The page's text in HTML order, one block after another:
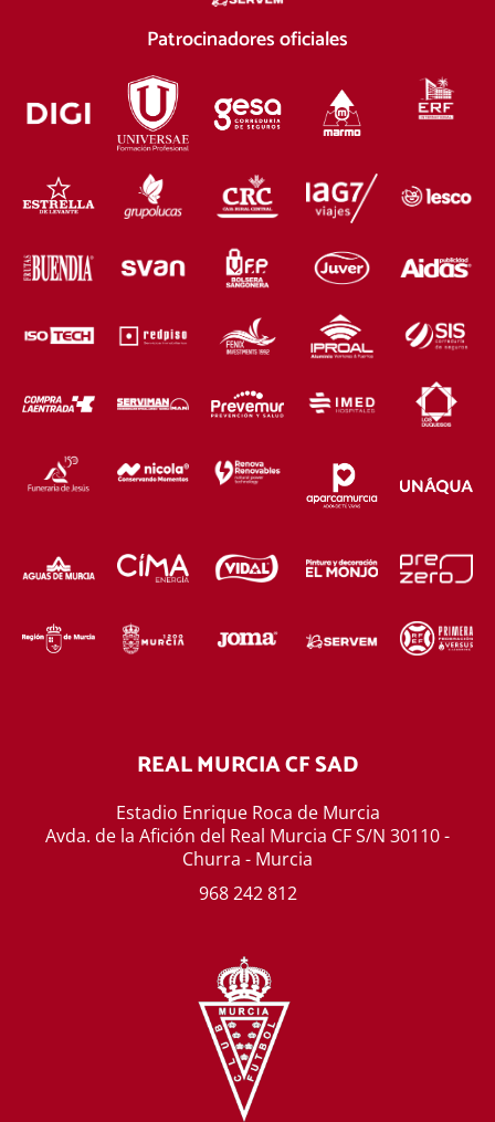
Patrocinadores oficiales
REAL MURCIA CF SAD
Estadio Enrique Roca de Murcia
Avda. de la Afición del Real Murcia CF S/N 30110 -
Churra - Murcia
968 242 812